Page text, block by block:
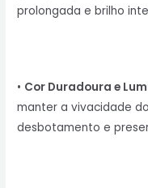
prolongada e brilho
• Cor Duradoura e
manter a vivacidade
desbotamento e